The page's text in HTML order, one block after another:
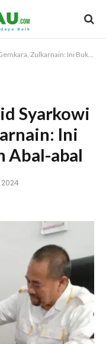
Ini Bukan Kesepakatan Abal-abal
Syarkowi
Ini
Abal-abal